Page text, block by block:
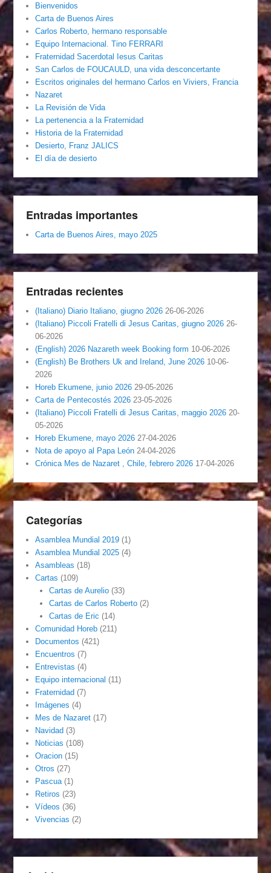
Bienvenidos
Carta de Buenos Aires
Carlos Roberto, hermano responsable
Equipo Internacional. Tino FERRARI
Fraternidad Sacerdotal Iesus Caritas
San Carlos de FOUCAULD, una vida desconcertante
Escritos originales del hermano Carlos en Viviers, Francia
Nazaret
La Revisión de Vida
La pertenencia a la Fraternidad
Historia de la Fraternidad
Desierto, Franz JALICS
El día de desierto
Entradas importantes
Carta de Buenos Aires, mayo 2025
Entradas recientes
(Italiano) Diario Italiano, giugno 2026 26-06-2026
(Italiano) Piccoli Fratelli di Jesus Caritas, giugno 2026 26-
06-2026
(English) 2026 Nazareth week Booking form 10-06-2026
(English) Be Brothers Uk and Ireland, June 2026 10-06-
2026
Horeb Ekumene, junio 2026 29-05-2026
Carta de Pentecostés 2026 23-05-2026
(Italiano) Piccoli Fratelli di Jesus Caritas, maggio 2026 20-
05-2026
Horeb Ekumene, mayo 2026 27-04-2026
Nota de apoyo al Papa León 24-04-2026
Crónica Mes de Nazaret , Chile, febrero 2026 17-04-2026
Categorías
Asamblea Mundial 2019 (1)
Asamblea Mundial 2025 (4)
Asambleas (18)
Cartas (109)
Cartas de Aurelio(33)
Cartas de Carlos Roberto(2)
Cartas de Eric (14)
Comunidad Horeb (211)
Documentos (421)
Encuentros (7)
Entrevistas (4)
Equipo internacional (11)
Fraternidad (7)
Imágenes (4)
Mes de Nazaret (17)
Navidad (3)
Noticias (108)
Oracion (15)
Otros (27)
Pascua (1)
Retiros (23)
Vídeos (36)
Vivencias (2)